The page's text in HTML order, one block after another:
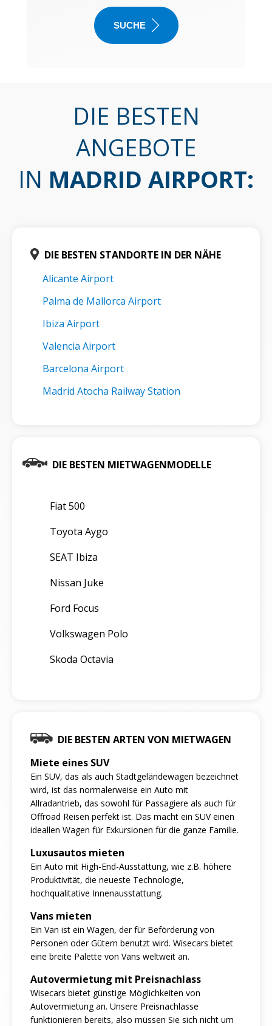
SUCHE
DIE BESTEN
ANGEBOTE
IN MADRID AIRPORT:
DIE BESTEN STANDORTE IN DER NÄHE
Alicante Airport
Palma de Mallorca Airport
Ibiza Airport
Valencia Airport
Barcelona Airport
Madrid Atocha Railway Station
DIE BESTEN MIETWAGENMODELLE
Fiat 500
Toyota Aygo
SEAT Ibiza
Nissan Juke
Ford Focus
Volkswagen Polo
Skoda Octavia
DIE BESTEN ARTEN VON MIETWAGEN
Miete eines SUV
Ein SUV, das als auch Stadtgeländewagen bezeichnet
wird, ist das normalerweise ein Auto mit
Allradantrieb, das sowohl für Passagiere als auch für
Offroad Reisen perfekt ist. Das macht ein SUV einen
ideallen Wagen für Exkursionen für die ganze Familie.
Luxusautos mieten
Ein Auto mit High-End-Ausstattung, wie z.B. höhere
Produktivität, die neueste Technologie,
hochqualitative Innenausstattung.
Vans mieten
Ein Van ist ein Wagen, der für Beförderung von
Personen oder Gütern benutzt wird. Wisecars bietet
eine breite Palette von Vans weltweit an.
Autovermietung mit Preisnachlass
Wisecars bietet günstige Möglichkeiten von
Autovermietung an. Unsere Preisnachlasse
funktionieren bereits, also müssen Sie sich nicht um